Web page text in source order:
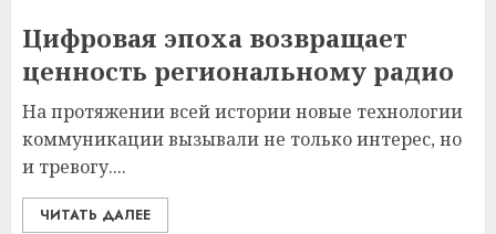
Цифровая эпоха возвращает
ценность региональному радио
На протяжении всей истории новые технологии
коммуникации вызывали не только интерес, но
и тревогу....
ЧИТАТЬ ДАЛЕЕ